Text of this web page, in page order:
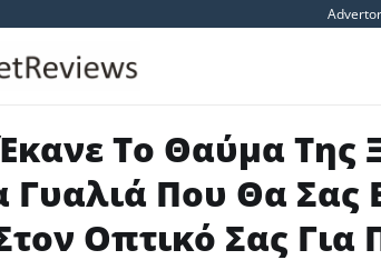
Το Θαύμα Της
Γυαλιά Που Θα Σας
Οπτικό Σας Για